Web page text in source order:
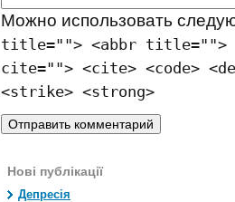
Можно использовать
title=""> <abbr title="">
cite=""> <cite> <code>
<strike> <strong>
Нові публікації
Депресія